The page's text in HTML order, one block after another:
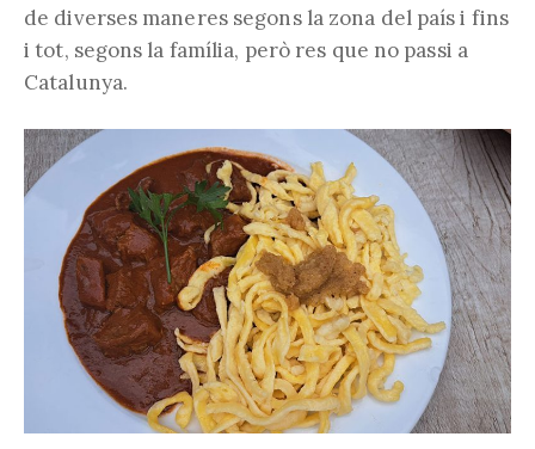
de diverses maneres segons la zona del país i fins
i tot, segons la família, però res que no passi a
Catalunya.